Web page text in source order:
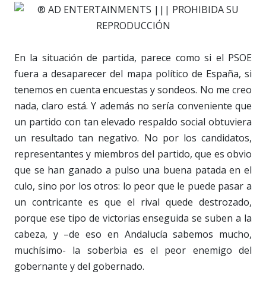
En la situación de partida, parece como si el PSOE
fuera a desaparecer del mapa político de España, si
tenemos en cuenta encuestas y sondeos. No me creo
nada, claro está. Y además no sería conveniente que
un partido con tan elevado respaldo social obtuviera
un resultado tan negativo. No por los candidatos,
representantes y miembros del partido, que es obvio
que se han ganado a pulso una buena patada en el
culo, sino por los otros: lo peor que le puede pasar a
un contricante es que el rival quede destrozado,
porque ese tipo de victorias enseguida se suben a la
cabeza, y –de eso en Andalucía sabemos mucho,
muchísimo- la soberbia es el peor enemigo del
gobernante y del gobernado.